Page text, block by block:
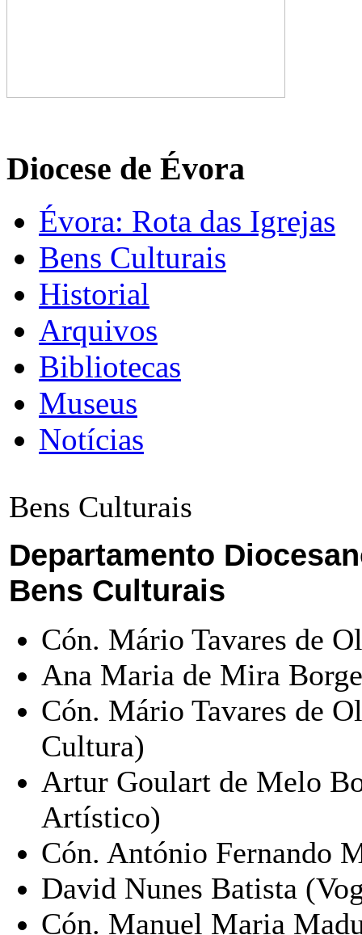
Diocese de Évora
Évora: Rota das Igrejas
Bens Culturais
Historial
Arquivos
Bibliotecas
Museus
Notícias
Bens Culturais
Departamento
Bens Culturais
Cón. Mário Tavares de
Ana Maria de Mira
Cón. Mário Tavares de
Cultura)
Artur Goulart de Melo
Artístico)
Cón. António Fernando
David Nunes Batista
Cón. Manuel Maria